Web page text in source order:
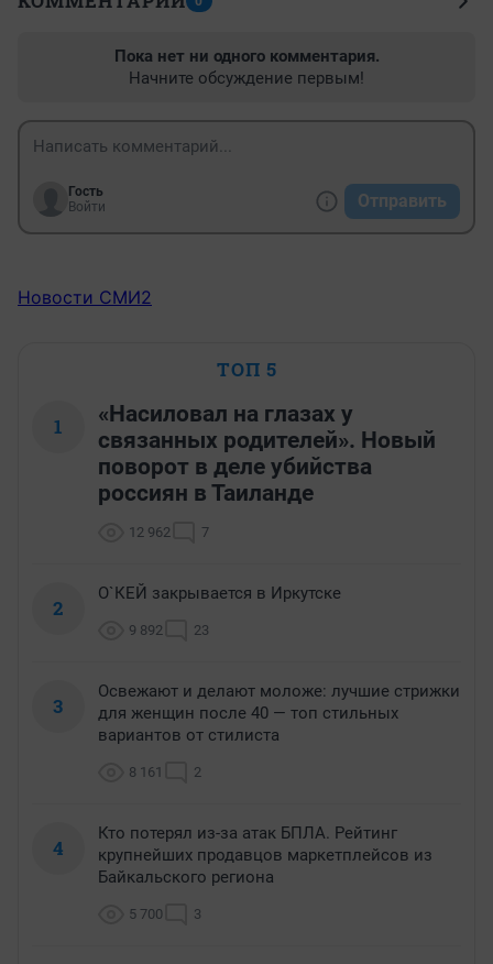
Пока нет ни одного комментария.
Начните обсуждение первым!
Гость
Войти
Отправить
Новости СМИ2
ТОП 5
1
«Насиловал на глазах у
связанных родителей». Новый
поворот в деле убийства
россиян в Таиланде
12 962 7
2
О`КЕЙ закрывается в Иркутске
9 892 23
3
Освежают и делают моложе: лучшие стрижки
для женщин после 40 — топ стильных
вариантов от стилиста
8 161 2
4
Кто потерял из-за атак БПЛА. Рейтинг
крупнейших продавцов маркетплейсов из
Байкальского региона
5 700 3